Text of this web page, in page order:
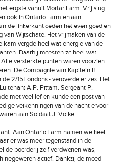
ergste vanuit Mortar Farm. Vrij vlug
ook in Ontario Farm en aan
de linkerkant deden het even goed en
van Wijtschate. Het vrijmaken van de
vergde heel wat energie van de
Daarbij moesten ze heel wat
versterkte punten waren voorzien
De Compagnie van Kapitein B.
2/15 Londons - veroverde er zes. Het
A.P. Pittam. Sergeant P.
met veel lef en kunde een post van
verkenningen van de nacht ervoor
aan Soldaat J. Volke.
Aan Ontario Farm namen we heel
er was meer tegenstand in de
de boerderij zelf verdwenen was,
actief. Dankzij de moed